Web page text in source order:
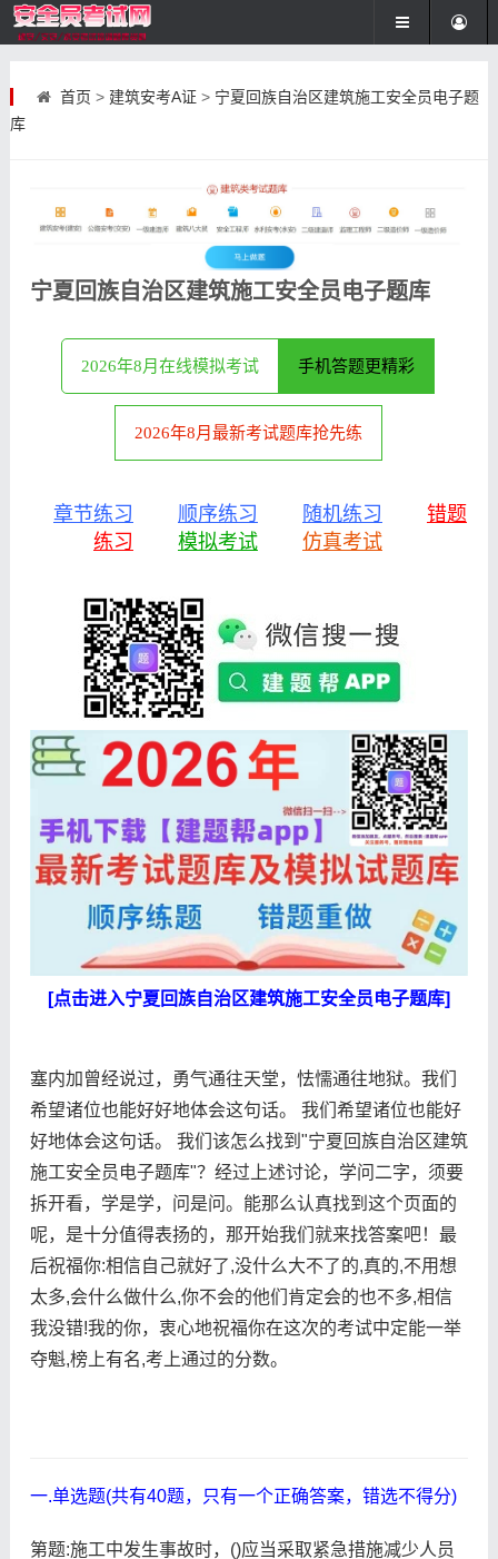
首页 > 建筑安考A证> 宁夏回族自治区建筑施工安全员电子题
库
宁夏回族自治区建筑施工安全员电子题库
2026年8月在线模拟考试 手机答题更精彩
2026年8月最新考试题库抢先练
章节练习 顺序练习 随机练习
错题
练习
模拟考试 仿真考试
[点击进入宁夏回族自治区建筑施工安全员电子题库]
塞内加曾经说过，勇气通往天堂，怯懦通往地狱。我们
希望诸位也能好好地体会这句话。 我们希望诸位也能好
好地体会这句话。 我们该怎么找到"宁夏回族自治区建筑
施工安全员电子题库"？经过上述讨论，学问二字，须要
拆开看，学是学，问是问。能那么认真找到这个页面的
呢，是十分值得表扬的，那开始我们就来找答案吧！最
后祝福你:相信自己就好了,没什么大不了的,真的,不用想
太多,会什么做什么,你不会的他们肯定会的也不多,相信
我没错!我的你，衷心地祝福你在这次的考试中定能一举
夺魁,榜上有名,考上通过的分数。
一.单选题(共有40题，只有一个正确答案，错选不得分)
第题:施工中发生事故时，()应当采取紧急措施减少人员